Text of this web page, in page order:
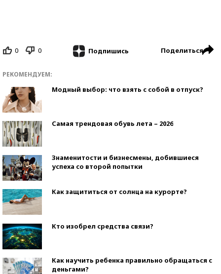
0 0 Подпишись Поделиться
РЕКОМЕНДУЕМ:
Модный выбор: что взять с собой в отпуск?
Самая трендовая обувь лета – 2026
Знаменитости и бизнесмены, добившиеся
успеха со второй попытки
Как защититься от солнца на курорте?
Кто изобрел средства связи?
Как научить ребенка правильно обращаться с
деньгами?